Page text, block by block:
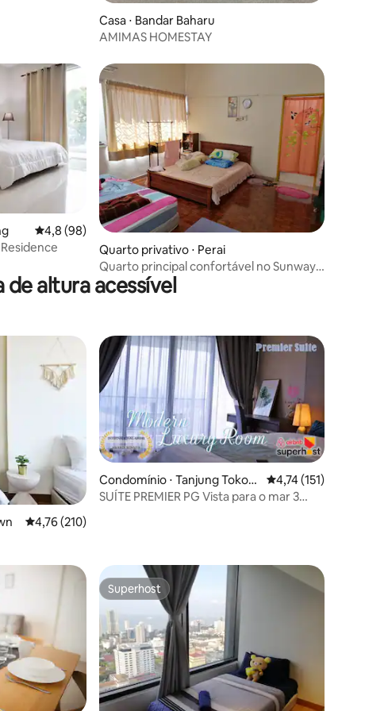
Casa ⋅ Bandar Baharu
AMIMAS HOMESTAY
4,8 de uma avaliação média de 5, 98 avaliações
4,8 (98)
Quarto privativo ⋅ Perai
Quarto principal confortável no Sunway
Carnival Penang
altura acessível
4,76 de uma avaliação média de 5, 210 avaliações
4,76 (210)
solteiro, 2
Condomínio ⋅ Tanjung Tokon
g
4,74 de uma
4,74 (151)
SUÍTE PREMIER PG Vista para o mar 3
Superhost
Superhost